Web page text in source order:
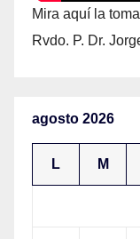
Mira aquí la
Rvdo. P. Dr.
agosto 2026
L M